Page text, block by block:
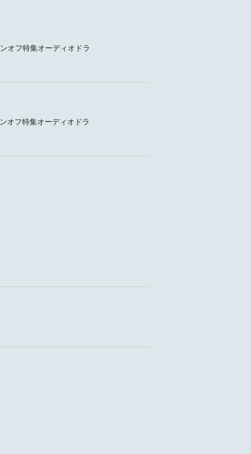
オフ特集オーディオドラ
オフ特集オーディオドラ